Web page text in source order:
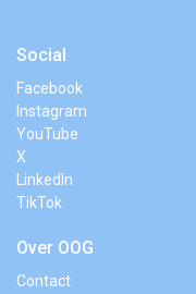
Social
Facebook
Instagram
YouTube
X
LinkedIn
TikTok
Over OOG
Contact